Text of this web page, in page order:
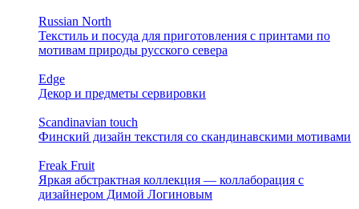
Russian North
Текстиль и посуда для приготовления с принтами по
мотивам природы русского севера
Edge
Декор и предметы сервировки
Scandinavian touch
Финский дизайн текстиля со скандинавскими мотивами
Freak Fruit
Яркая абстрактная коллекция — коллаборация с
дизайнером Димой Логиновым